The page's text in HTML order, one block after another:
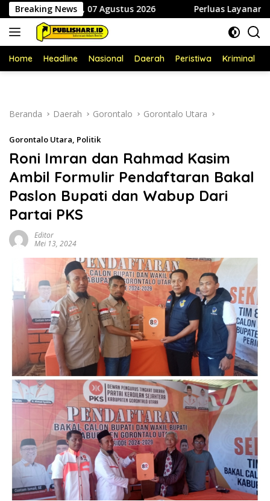
Langsung
ke
konten
Breaking News
07 Agustus 2026 Perluas Layanan Kesehatan
Home Headline Nasional Daerah Peristiwa Kriminal
Beranda Daerah Gorontalo Gorontalo Utara
Gorontalo Utara, Politik
Roni Imran dan Rahmad Kasim
Ambil Formulir Pendaftaran Bakal
Paslon Bupati dan Wabup Dari
Partai PKS
Editor
Mei 13, 2024